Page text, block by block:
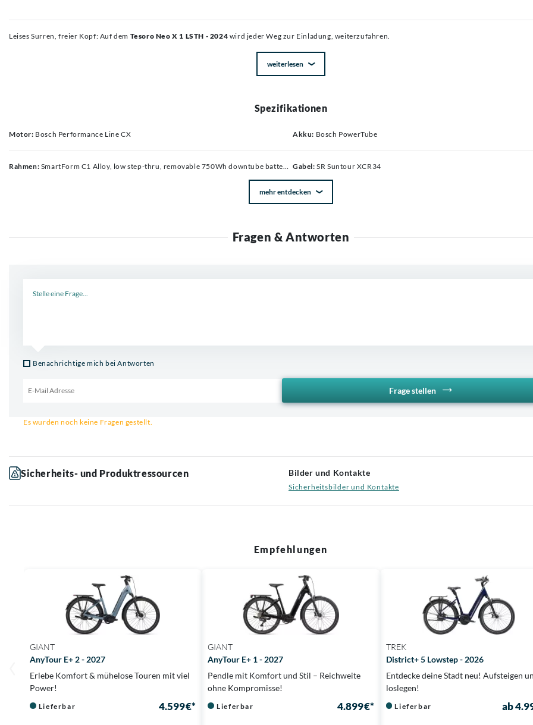
Leises Surren, freier Kopf: Auf dem Tesoro Neo X 1 LSTH - 2024 wird jeder Weg zur Einladung, weiterzufahren.
weiterlesen
Spezifikationen
Motor: Bosch Performance Line CX Akku: Bosch PowerTube
Rahmen: SmartForm C1 Alloy, low step-thru, removable 750Wh downtube battery, integrated front running light, tapered headtube, internal cable routing, 135mm QR hub spacing, IS disc mount, motor protection Gabel: SR Suntour XCR34
mehr entdecken
Fragen & Antworten
Benachrichtige mich bei Antworten
Frage stellen
Es wurden noch keine Fragen gestellt.
Sicherheits- und Produktressourcen Bilder und Kontakte
Sicherheitsbilder und Kontakte
Empfehlungen
GIANT
AnyTour E+ 2 - 2027
Erlebe Komfort & mühelose Touren mit viel
Power!
Lieferbar 4.599 €*
GIANT
AnyTour E+ 1 - 2027
Pendle mit Komfort und Stil – Reichweite
ohne Kompromisse!
Lieferbar 4.899 €*
TREK
District+ 5 Lowstep - 2026
Entdecke deine Stadt neu! Aufsteigen
loslegen!
Lieferbar ab